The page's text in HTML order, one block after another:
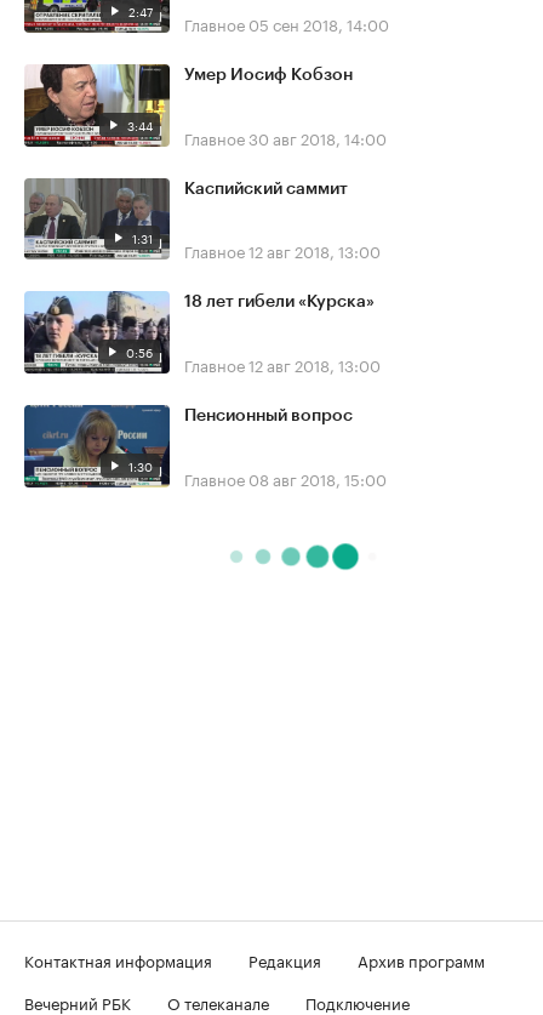
2:47 Главное 05 сен 2018, 14:00
3:44
Умер Иосиф Кобзон
Главное30 авг 2018, 14:00
1:31
Каспийский саммит
Главное12 авг 2018, 13:00
0:56
18 лет гибели «Курска»
Главное12 авг 2018, 13:00
1:30
Пенсионный вопрос
Главное 08 авг 2018, 15:00
Контактная информация Редакция
Архив программ
Вечерний РБК
О телеканале
Подключение